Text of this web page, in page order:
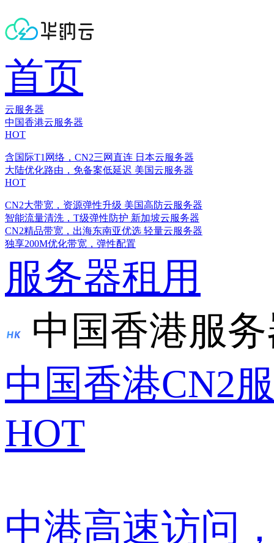
首页
云服务器
中国香港云服务器
HOT
含国际T1网络，CN2三网直连 日本云服务器
大陆优化路由，免备案低延迟 美国云服务器
HOT
CN2大带宽，资源弹性升级 美国高防云服务器
智能流量清洗，T级弹性防护 新加坡云服务器
CN2精品带宽，出海东南亚优选 轻量云服务器
独享200M优化带宽，弹性配置
服务器租用
中国香港服
中国香港CN2
HOT
中港高速访问